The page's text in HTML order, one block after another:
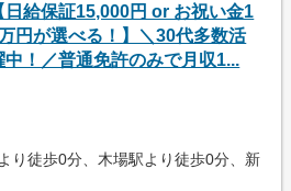
日給保証15,000円 or お祝い金1
円が選べる！】＼30代多数活
中！／普通免許のみで月収1...
り徒歩0分、木場駅より徒歩0分、新